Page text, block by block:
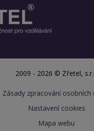
2009 - 2026 © Zřetel,
Zásady zpracování osobních
Nastavení cookies
Mapa webu